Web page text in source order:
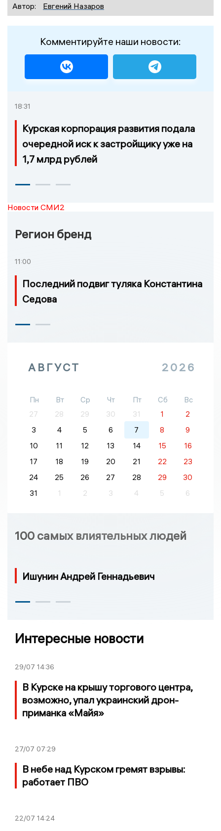
Автор: Евгений Назаров
Комментируйте наши новости:
18:31
Курская корпорация развития подала
очередной иск к застройщику уже на
1,7 млрд рублей
Новости СМИ2
Регион бренд
11:00
Последний подвиг туляка Константина
Седова
АВГУСТ 2026
Пн Вт Ср Чт Пт Сб
Вс
27
28 29 30 31 1
2
3
4 5 6 7 8
9
10
11 12 13 14 15
16
17
18 19 20 21 22
23
24
25 26 27 28 29
30
31
1 2 3 4 5 6
100 самых влиятельных людей
Ишунин Андрей Геннадьевич
Интересные новости
29/07 14:36
В Курске на крышу торгового центра,
возможно, упал украинский дрон-
приманка «Майя»
27/07 07:29
В небе над Курском гремят взрывы:
работает ПВО
22/07 14:24